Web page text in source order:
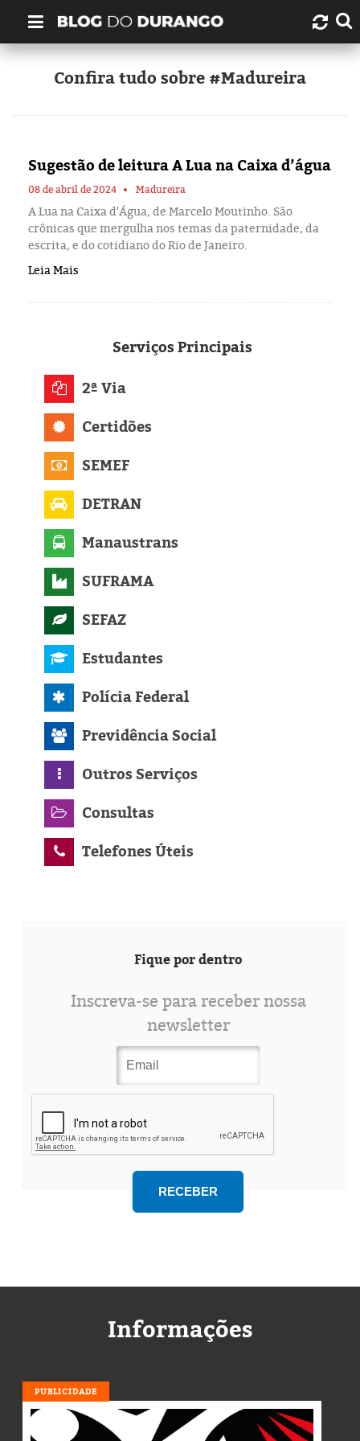
Quem é Durango Duarte?
Artigos
Amazonas
Eleições 2024
Confira tudo sobre #Madureira
Sugestão de leitura A Lua na Caixa d’água
08 de abril de 2024 Madureira
A Lua na Caixa d'Água, de Marcelo Moutinho. São
crônicas que mergulha nos temas da paternidade, da
escrita, e do cotidiano do Rio de Janeiro.
Leia Mais
ServiçosPrincipais
2ª Via
Certidões
SEMEF
DETRAN
Manaustrans
SUFRAMA
SEFAZ
Estudantes
Polícia Federal
Previdência Social
Outros Serviços
Consultas
Telefones Úteis
Fique por dentro
Inscreva-se para receber nossa
newsletter
Informações
PUBLICIDADE